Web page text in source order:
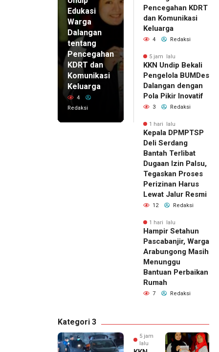
Edukasi
Warga
Dalangan
tentang
Pencegahan
KDRT dan
Komunikasi
Keluarga
4
Redaksi
Pencegahan KDRT
dan Komunikasi
Keluarga
4 Redaksi
5 jam lalu
KKN Undip Bekali
Pengelola BUMDes
Dalangan dengan
Pola Pikir Inovatif
3 Redaksi
1 hari lalu
Kepala DPMPTSP
Deli Serdang
Bantah Terlibat
Dugaan Izin Palsu,
Tegaskan Proses
Perizinan Harus
Lewat Jalur Resmi
12 Redaksi
1 hari lalu
Hampir Setahun
Pascabanjir, Warga
Arabungong Masih
Menunggu
Bantuan Perbaikan
Rumah
7 Redaksi
Kategori 3
5 jam
lalu